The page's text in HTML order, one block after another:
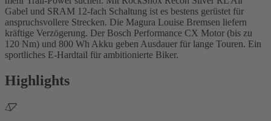
Gabel und SRAM 12-fach Schaltung ist es bestens gerüstet für
anspruchsvollere Strecken. Die Magura Louise Bremsen liefern
kräftige Verzögerung. Der Bosch Performance CX Motor (bis zu
120 Nm) und 800 Wh Akku geben Ausdauer für lange Touren. Ein
sportliches E-Hardtail für ambitionierte Biker.
Highlights